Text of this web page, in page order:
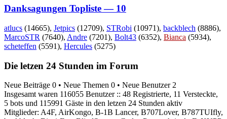
Danksagungen Topliste — 10
atlucs (14665), Jetpics (12709), STRobi (10971), backblech (8886),
MarcoSTR (7640), Andre (7201), Bolt43 (6352), Bianca (5934),
scheteffen (5591), Hercules (5275)
Die letzen 24 Stunden im Forum
Neue Beiträge 0 • Neue Themen 0 • Neue Benutzer 2
Insgesamt waren 116055 Benutzer :: 48 Registrierte, 11 Versteckte,
5 bots und 115991 Gäste in den letzen 24 Stunden aktiv
Mitglieder: A4F, AirKongo, B-1B Lancer, B707Lover, B787TUIfly,